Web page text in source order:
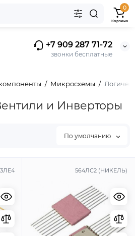
+7 909 287 71-72
звонки бесплатные
0
Корзина
Микросхемы
и Инверторы
По умолчанию
564ЛС2 (НИКЕЛЬ)